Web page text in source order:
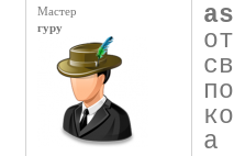
Мастер
гуру
а